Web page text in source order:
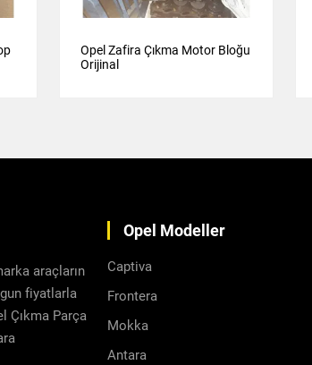
Opel Zafira Çıkma Motor Bloğu
Orijinal
araçların
fiyatlarla
Çıkma Parça
Opel Modeller
Captiva
Frontera
Mokka
Antara